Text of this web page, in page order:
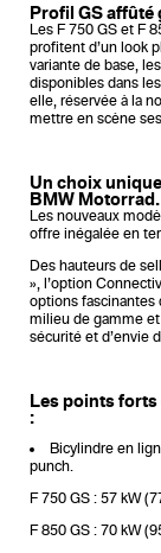
Profil GS affûté
Les F 750 GS et F
profitent d’un look
variante de base,
disponibles dans
elle, réservée à la
mettre en scène
Un choix
BMW Motorrad.
Les nouveaux
offre inégalée en
Des hauteurs de
», l’option
options fascinantes
milieu de gamme
sécurité et d’envie
Les points forts
:
Bicylindre en
punch.
F 750 GS : 57 kW
F 850 GS : 70 kW